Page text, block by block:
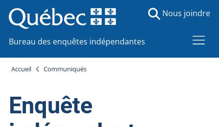
Bureau des enquêtes indépendantes
Nous joindre
Accueil Communiqués
Enquête